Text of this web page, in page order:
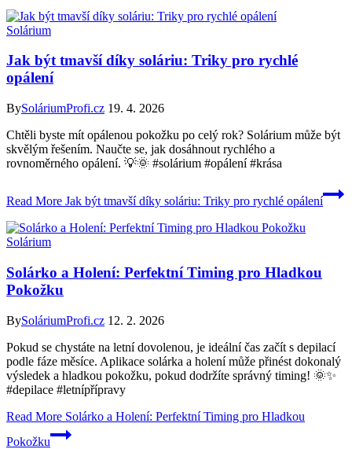
Solárium
Jak být tmavší díky soláriu: Triky pro rychlé
opálení
BySoláriumProfi.cz 19. 4. 2026
Chtěli byste mít opálenou pokožku po celý rok? Solárium může být
skvělým řešením. Naučte se, jak dosáhnout rychlého a
rovnoměrného opálení. 💡🌞 #solárium #opálení #krása
Read More Jak být tmavší díky soláriu: Triky pro rychlé opálení
Solárium
Solárko a Holení: Perfektní Timing pro Hladkou
Pokožku
BySoláriumProfi.cz 12. 2. 2026
Pokud se chystáte na letní dovolenou, je ideální čas začít s depilací
podle fáze měsíce. Aplikace solárka a holení může přinést dokonalý
výsledek a hladkou pokožku, pokud dodržíte správný timing! 🌞✨
#depilace #letnípřípravy
Read More Solárko a Holení: Perfektní Timing pro Hladkou
Pokožku